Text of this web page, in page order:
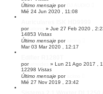
Último mensaje por
Mié 24 Jun 2020 , 11:08
por » Jue 27 Feb 2020 ,
14853 Vistas
Último mensaje por
Mar 03 Mar 2020 , 12:17
por » Lun 21 Ago 2017 ,
12298 Vistas
Último mensaje por
Mié 27 Nov 2019 , 23:42